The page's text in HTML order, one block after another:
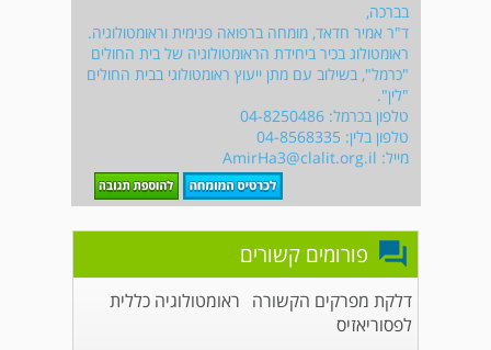
בברכה,
ד"ר אמיר חדאד, מומחה ברפואה פנימית וראומטולוגיה.
ראומטולוג בכיר ביחידת הראומטולוגיה של בית החולים
"כרמל", בשילוב עם מתן ייעוץ ראומטולוגי בבית החולים
"לין".
טלפון בכרמל: 04-8250486
טלפון בלין: 04-8568335
מייל: AmirHa3@clalit.org.il
פורומים קשורים
דלקת מפרקים הקשורה
לפסוריאזיס
ראומטולוגיה כללית